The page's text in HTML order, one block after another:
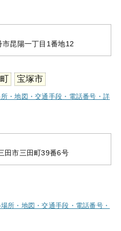
市昆陽一丁目1番地12
宝塚市
・地図・交通手段・電話番号・詳
田市三田町39番6号
所・地図・交通手段・電話番号・